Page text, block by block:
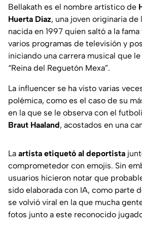
Bellakath es el nombre artístico de
Huerta Díaz, una joven originaria
nacida en 1997 quien saltó a la
varios programas de televisión y
iniciando una carrera musical que
“Reina del Reguetón Mexa”.
La influencer se ha visto varias
polémica, como es el caso de su
en la que se le observa con el
Braut Haaland, acostados en una
La artista etiquetó al deportista
comprometedor con emojis. Sin
usuarios hicieron notar que
sido elaborada con IA, como parte
se volvió viral en la que mucha
fotos junto a este reconocido